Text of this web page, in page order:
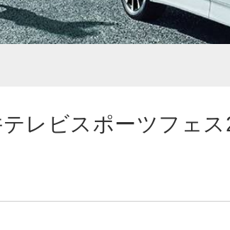
テレビスポーツフェ